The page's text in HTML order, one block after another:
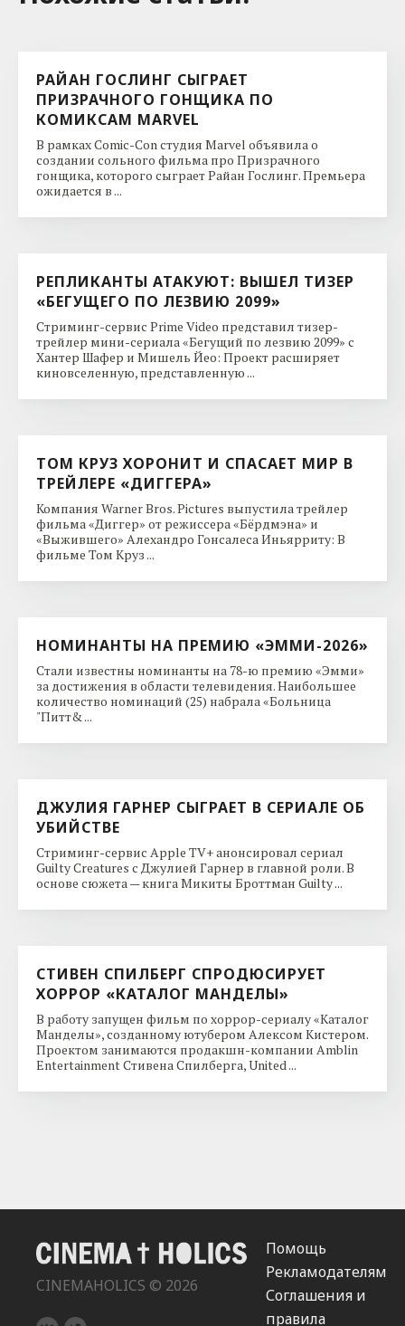
РАЙАН ГОСЛИНГ СЫГРАЕТ
ПРИЗРАЧНОГО ГОНЩИКА ПО
КОМИКСАМ MARVEL
В рамках Comic-Con студия Marvel объявила о
создании сольного фильма про Призрачного
гонщика, которого сыграет Райан Гослинг. Премьера
ожидается в ...
РЕПЛИКАНТЫ АТАКУЮТ: ВЫШЕЛ ТИЗЕР
«БЕГУЩЕГО ПО ЛЕЗВИЮ 2099»
Стриминг-сервис Prime Video представил тизер-
трейлер мини-сериала «Бегущий по лезвию 2099» с
Хантер Шафер и Мишель Йео: Проект расширяет
киновселенную, представленную ...
ТОМ КРУЗ ХОРОНИТ И СПАСАЕТ МИР В
ТРЕЙЛЕРЕ «ДИГГЕРА»
Компания Warner Bros. Pictures выпустила трейлер
фильма «Диггер» от режиссера «Бёрдмэна» и
«Выжившего» Алехандро Гонсалеса Иньярриту: В
фильме Том Круз ...
НОМИНАНТЫ НА ПРЕМИЮ «ЭММИ-2026»
Стали известны номинанты на 78-ю премию «Эмми»
за достижения в области телевидения. Наибольшее
количество номинаций (25) набрала «Больница
"Питт& ...
ДЖУЛИЯ ГАРНЕР СЫГРАЕТ В СЕРИАЛЕ ОБ
УБИЙСТВЕ
Стриминг-сервис Apple TV+ анонсировал сериал
Guilty Creatures с Джулией Гарнер в главной роли. В
основе сюжета — книга Микиты Броттман Guilty ...
СТИВЕН СПИЛБЕРГ СПРОДЮСИРУЕТ
ХОРРОР «КАТАЛОГ МАНДЕЛЫ»
В работу запущен фильм по хоррор-сериалу «Каталог
Манделы», созданному ютубером Алексом Кистером.
Проектом занимаются продакшн-компании Amblin
Entertainment Стивена Спилберга, United ...
CINEMAHOLICS © 2026
Помощь
Рекламодателям
Соглашения и
правила